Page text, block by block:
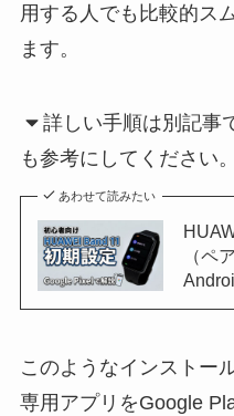
用する人でも比較的ス
ます。
詳しい手順は別記事
も参考にしてください。
あわせて読みたい
（ペ
このようなインストー
専用アプリをGoogle